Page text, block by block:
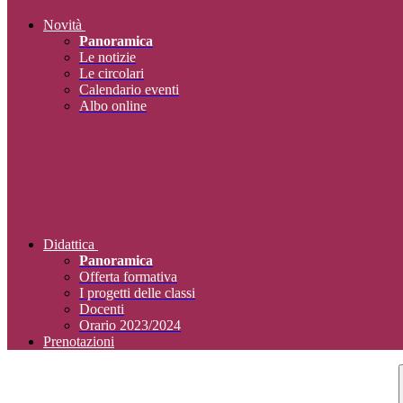
Novità
Panoramica
Le notizie
Le circolari
Calendario eventi
Albo online
Didattica
Panoramica
Offerta formativa
I progetti delle classi
Docenti
Orario 2023/2024
Prenotazioni